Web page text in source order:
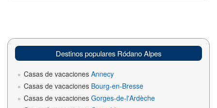
Destinos populares Ródano Alpes
Casas de vacaciones Annecy
Casas de vacaciones Bourg-en-Bresse
Casas de vacaciones Gorges-de-l'Ardèche